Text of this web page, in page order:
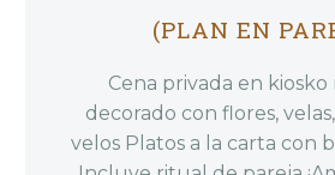
(PLAN EN
Cena privada en
decorado con flores,
velos Platos a la carta con